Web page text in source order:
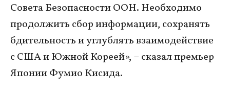
Совета Безопасности ООН. Необходимо
продолжить сбор информации, сохранять
бдительность и углублять взаимодействие
с США и Южной Кореей», – сказал премьер
Японии Фумио Кисида.